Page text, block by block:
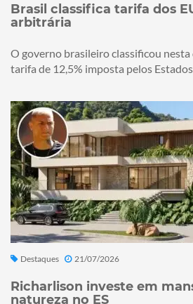
Brasil classifica tarifa dos
arbitrária
O governo brasileiro classificou
tarifa de 12,5% imposta pelos
Destaques 21/07/2026
Richarlison investe em
natureza no ES